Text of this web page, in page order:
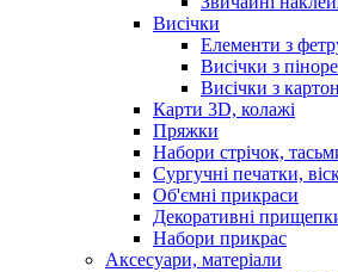
Висічки
Елементи з
Висічки з
Висічки з
Карти 3D, колажі
Пряжки
Набори стрічок,
Сургучні печатки,
Об'ємні прикраси
Декоративні
Набори прикрас
Аксесуари, матеріали